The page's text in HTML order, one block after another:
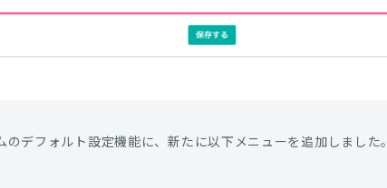
デフォルト設定機能に、新たに以下メニューを追加しました。